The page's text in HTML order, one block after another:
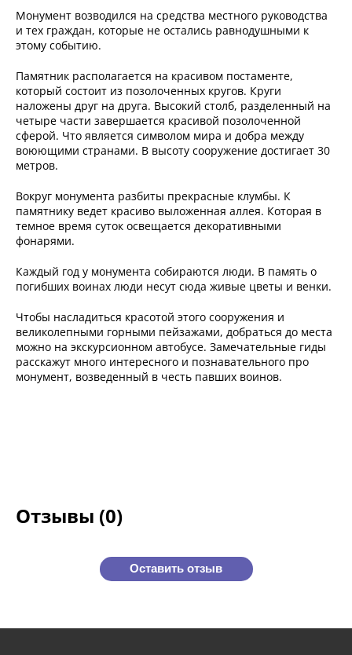
Монумент возводился на средства местного руководства
и тех граждан, которые не остались равнодушными к
этому событию.
Памятник располагается на красивом постаменте,
который состоит из позолоченных кругов. Круги
наложены друг на друга. Высокий столб, разделенный на
четыре части завершается красивой позолоченной
сферой. Что является символом мира и добра между
воюющими странами. В высоту сооружение достигает 30
метров.
Вокруг монумента разбиты прекрасные клумбы. К
памятнику ведет красиво выложенная аллея. Которая в
темное время суток освещается декоративными
фонарями.
Каждый год у монумента собираются люди. В память о
погибших воинах люди несут сюда живые цветы и венки.
Чтобы насладиться красотой этого сооружения и
великолепными горными пейзажами, добраться до места
можно на экскурсионном автобусе. Замечательные гиды
расскажут много интересного и познавательного про
монумент, возведенный в честь павших воинов.
Отзывы (0)
Оставить отзыв